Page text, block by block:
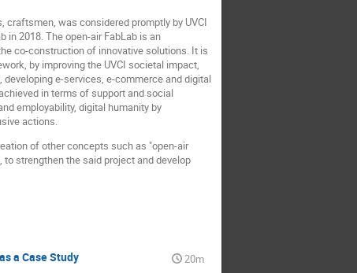
was considered promptly by UVCI
2018. The open-air FabLab is an
co-construction of innovative solutions. It is
by improving the UVCI societal impact,
e-services, e-commerce and digital
in terms of support and social
employability, digital humanity by
actions.
of other concepts such as "open-air
strengthen the said project and develop
a Case Study
20m